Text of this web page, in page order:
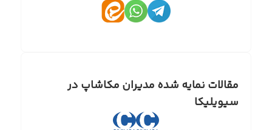
مقالات نمایه شده مدیران مکاشاپ در
سیویلیکا